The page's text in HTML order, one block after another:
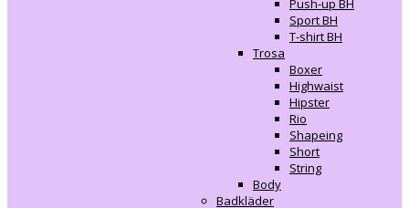
Push-up BH
Sport BH
T-shirt BH
Trosa
Boxer
Highwaist
Hipster
Rio
Shapeing
Short
String
Body
Badkläder